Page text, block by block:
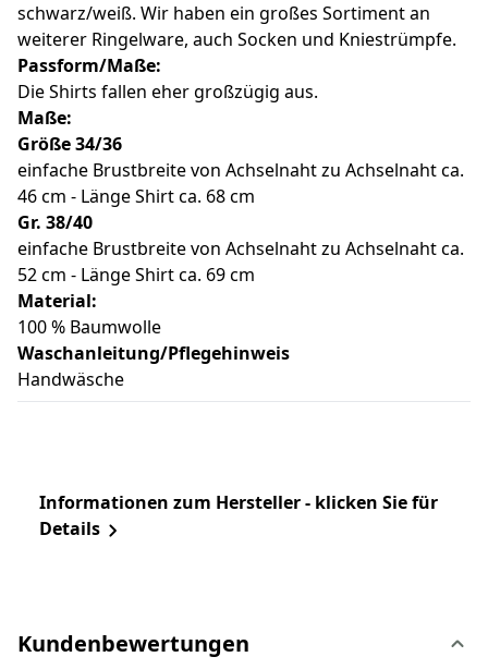
schwarz/weiß. Wir haben ein großes Sortiment an
weiterer Ringelware, auch Socken und Kniestrümpfe.
Passform/Maße:
Die Shirts fallen eher großzügig aus.
Maße:
Größe 34/36
einfache Brustbreite von Achselnaht zu Achselnaht ca.
46 cm - Länge Shirt ca. 68 cm
Gr. 38/40
einfache Brustbreite von Achselnaht zu Achselnaht ca.
52 cm - Länge Shirt ca. 69 cm
Material:
100 % Baumwolle
Waschanleitung/Pflegehinweis
Handwäsche
Informationen zum Hersteller - klicken Sie für
Details
Kundenbewertungen